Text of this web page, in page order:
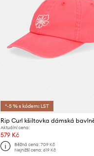
*-5 % s kódem: LST
Rip Curl kšiltovka dámská
Aktuální cena:
579 Kč
Běžná cena: 709 Kč
Nejnižší cena: 619 Kč